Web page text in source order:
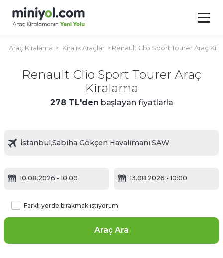
Araç Kiralama Kiralık Araçlar Renault Clio Sport Tourer Araç
Renault Clio Sport Tourer Araç
Kiralama
278 TL'den başlayan fiyatlarla
10.08.2026 - 10:00 13.08.2026 - 10:00
Araç Ara
Farklı yerde bırakmak istiyorum